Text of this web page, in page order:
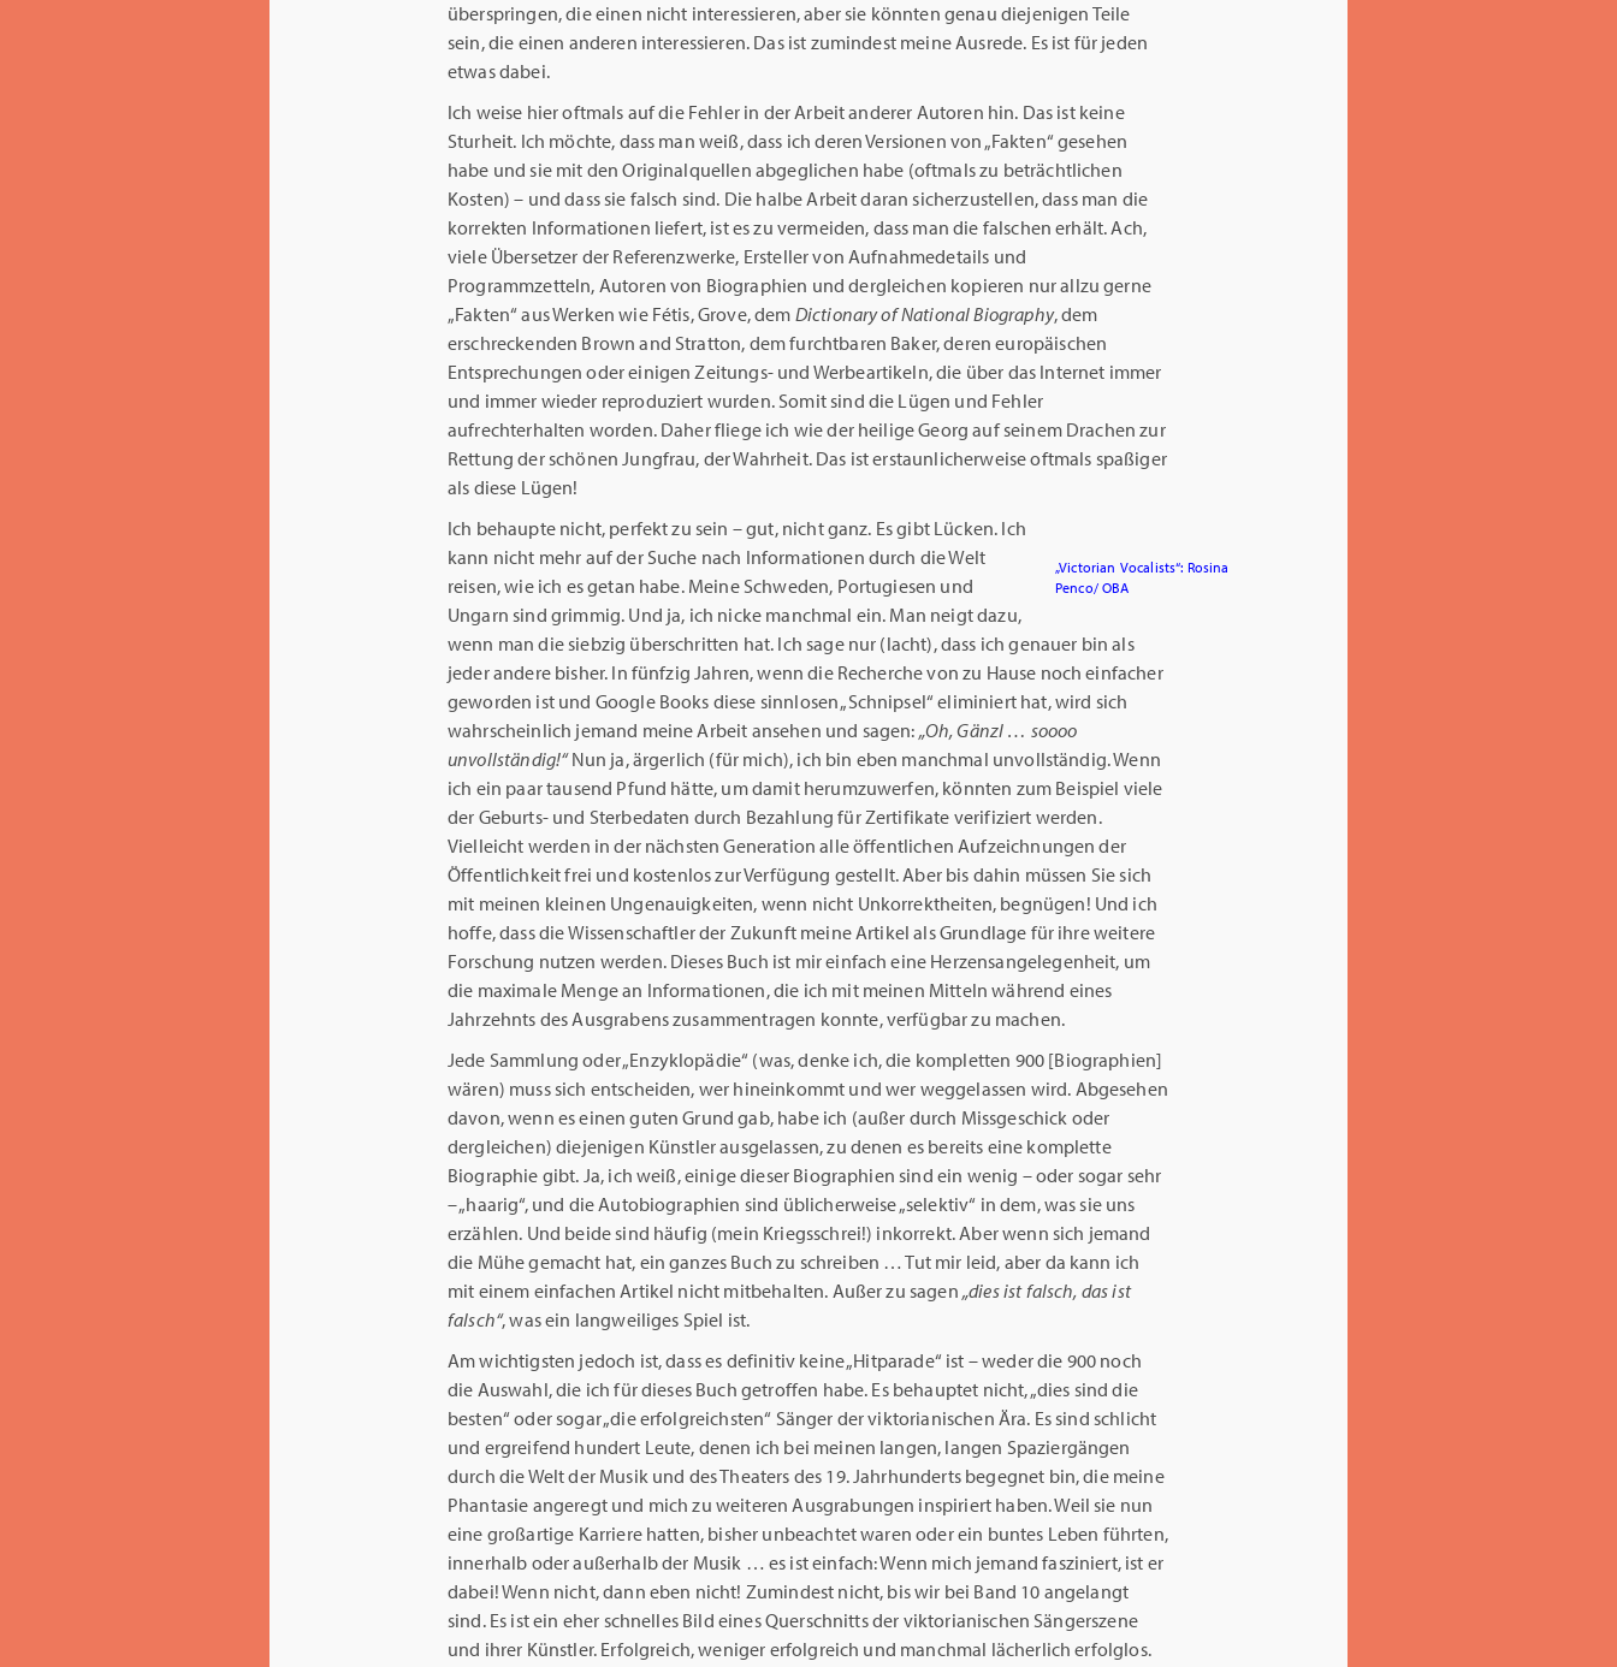
überspringen, die einen nicht interessieren, aber sie könnten genau diejenigen Teile
sein, die einen anderen interessieren. Das ist zumindest meine Ausrede. Es ist für jeden
etwas dabei.
Ich weise hier oftmals auf die Fehler in der Arbeit anderer Autoren hin. Das ist keine
Sturheit. Ich möchte, dass man weiß, dass ich deren Versionen von „Fakten“ gesehen
habe und sie mit den Originalquellen abgeglichen habe (oftmals zu beträchtlichen
Kosten) – und dass sie falsch sind. Die halbe Arbeit daran sicherzustellen, dass man die
korrekten Informationen liefert, ist es zu vermeiden, dass man die falschen erhält. Ach,
viele Übersetzer der Referenzwerke, Ersteller von Aufnahmedetails und
Programmzetteln, Autoren von Biographien und dergleichen kopieren nur allzu gerne
„Fakten“ aus Werken wie Fétis, Grove, dem Dictionary of National Biography, dem
erschreckenden Brown and Stratton, dem furchtbaren Baker, deren europäischen
Entsprechungen oder einigen Zeitungs- und Werbeartikeln, die über das Internet immer
und immer wieder reproduziert wurden. Somit sind die Lügen und Fehler
aufrechterhalten worden. Daher fliege ich wie der heilige Georg auf seinem Drachen zur
Rettung der schönen Jungfrau, der Wahrheit. Das ist erstaunlicherweise oftmals spaßiger
als diese Lügen!
„Victorian Vocalists“: Rosina
Penco/ OBA
Ich behaupte nicht, perfekt zu sein – gut, nicht ganz. Es gibt Lücken. Ich
kann nicht mehr auf der Suche nach Informationen durch die Welt
reisen, wie ich es getan habe. Meine Schweden, Portugiesen und
Ungarn sind grimmig. Und ja, ich nicke manchmal ein. Man neigt dazu,
wenn man die siebzig überschritten hat. Ich sage nur (lacht), dass ich genauer bin als
jeder andere bisher. In fünfzig Jahren, wenn die Recherche von zu Hause noch einfacher
geworden ist und Google Books diese sinnlosen „Schnipsel“ eliminiert hat, wird sich
wahrscheinlich jemand meine Arbeit ansehen und sagen: „Oh, Gänzl … soooo
unvollständig!“Nun ja, ärgerlich (für mich), ich bin eben manchmal unvollständig. Wenn
ich ein paar tausend Pfund hätte, um damit herumzuwerfen, könnten zum Beispiel viele
der Geburts- und Sterbedaten durch Bezahlung für Zertifikate verifiziert werden.
Vielleicht werden in der nächsten Generation alle öffentlichen Aufzeichnungen der
Öffentlichkeit frei und kostenlos zur Verfügung gestellt. Aber bis dahin müssen Sie sich
mit meinen kleinen Ungenauigkeiten, wenn nicht Unkorrektheiten, begnügen! Und ich
hoffe, dass die Wissenschaftler der Zukunft meine Artikel als Grundlage für ihre weitere
Forschung nutzen werden. Dieses Buch ist mir einfach eine Herzensangelegenheit, um
die maximale Menge an Informationen, die ich mit meinen Mitteln während eines
Jahrzehnts des Ausgrabens zusammentragen konnte, verfügbar zu machen.
Jede Sammlung oder „Enzyklopädie“ (was, denke ich, die kompletten 900 [Biographien]
wären) muss sich entscheiden, wer hineinkommt und wer weggelassen wird. Abgesehen
davon, wenn es einen guten Grund gab, habe ich (außer durch Missgeschick oder
dergleichen) diejenigen Künstler ausgelassen, zu denen es bereits eine komplette
Biographie gibt. Ja, ich weiß, einige dieser Biographien sind ein wenig – oder sogar sehr
– „haarig“, und die Autobiographien sind üblicherweise „selektiv“ in dem, was sie uns
erzählen. Und beide sind häufig (mein Kriegsschrei!) inkorrekt. Aber wenn sich jemand
die Mühe gemacht hat, ein ganzes Buch zu schreiben … Tut mir leid, aber da kann ich
mit einem einfachen Artikel nicht mitbehalten. Außer zu sagen „dies ist falsch, das ist
falsch“, was ein langweiliges Spiel ist.
Am wichtigsten jedoch ist, dass es definitiv keine „Hitparade“ ist – weder die 900 noch
die Auswahl, die ich für dieses Buch getroffen habe. Es behauptet nicht, „dies sind die
besten“ oder sogar „die erfolgreichsten“ Sänger der viktorianischen Ära. Es sind schlicht
und ergreifend hundert Leute, denen ich bei meinen langen, langen Spaziergängen
durch die Welt der Musik und des Theaters des 19. Jahrhunderts begegnet bin, die meine
Phantasie angeregt und mich zu weiteren Ausgrabungen inspiriert haben. Weil sie nun
eine großartige Karriere hatten, bisher unbeachtet waren oder ein buntes Leben führten,
innerhalb oder außerhalb der Musik … es ist einfach: Wenn mich jemand fasziniert, ist er
dabei! Wenn nicht, dann eben nicht! Zumindest nicht, bis wir bei Band 10 angelangt
sind. Es ist ein eher schnelles Bild eines Querschnitts der viktorianischen Sängerszene
und ihrer Künstler. Erfolgreich, weniger erfolgreich und manchmal lächerlich erfolglos.